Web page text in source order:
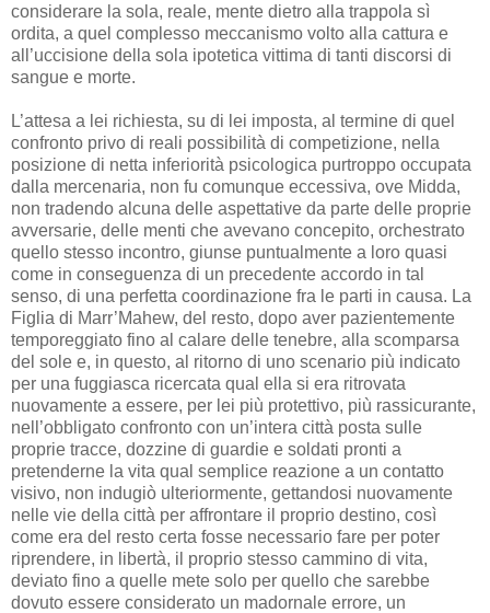
considerare la sola, reale, mente dietro alla trappola sì
ordita, a quel complesso meccanismo volto alla cattura e
all’uccisione della sola ipotetica vittima di tanti discorsi di
sangue e morte.
L’attesa a lei richiesta, su di lei imposta, al termine di quel
confronto privo di reali possibilità di competizione, nella
posizione di netta inferiorità psicologica purtroppo occupata
dalla mercenaria, non fu comunque eccessiva, ove Midda,
non tradendo alcuna delle aspettative da parte delle proprie
avversarie, delle menti che avevano concepito, orchestrato
quello stesso incontro, giunse puntualmente a loro quasi
come in conseguenza di un precedente accordo in tal
senso, di una perfetta coordinazione fra le parti in causa. La
Figlia di Marr’Mahew, del resto, dopo aver pazientemente
temporeggiato fino al calare delle tenebre, alla scomparsa
del sole e, in questo, al ritorno di uno scenario più indicato
per una fuggiasca ricercata qual ella si era ritrovata
nuovamente a essere, per lei più protettivo, più rassicurante,
nell’obbligato confronto con un’intera città posta sulle
proprie tracce, dozzine di guardie e soldati pronti a
pretenderne la vita qual semplice reazione a un contatto
visivo, non indugiò ulteriormente, gettandosi nuovamente
nelle vie della città per affrontare il proprio destino, così
come era del resto certa fosse necessario fare per poter
riprendere, in libertà, il proprio stesso cammino di vita,
deviato fino a quelle mete solo per quello che sarebbe
dovuto essere considerato un madornale errore, un